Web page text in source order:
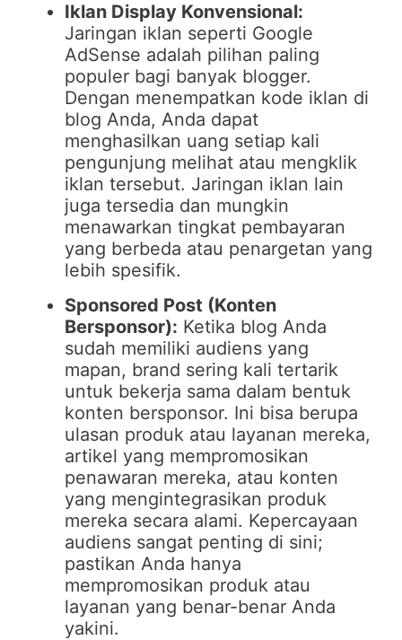
Iklan Display Konvensional:
Jaringan iklan seperti Google
AdSense adalah pilihan paling
populer bagi banyak blogger.
Dengan menempatkan kode iklan di
blog Anda, Anda dapat
menghasilkan uang setiap kali
pengunjung melihat atau mengklik
iklan tersebut. Jaringan iklan lain
juga tersedia dan mungkin
menawarkan tingkat pembayaran
yang berbeda atau penargetan yang
lebih spesifik.
Sponsored Post (Konten
Bersponsor): Ketika blog Anda
sudah memiliki audiens yang
mapan, brand sering kali tertarik
untuk bekerja sama dalam bentuk
konten bersponsor. Ini bisa berupa
ulasan produk atau layanan mereka,
artikel yang mempromosikan
penawaran mereka, atau konten
yang mengintegrasikan produk
mereka secara alami. Kepercayaan
audiens sangat penting di sini;
pastikan Anda hanya
mempromosikan produk atau
layanan yang benar-benar Anda
yakini.